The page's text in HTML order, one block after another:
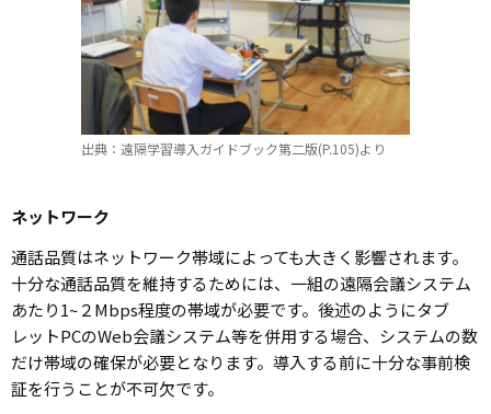
出典：遠隔学習導入ガイドブック第二版(P.105)より
ネットワーク
通話品質はネットワーク帯域によっても大きく影響されます。
十分な通話品質を維持するためには、一組の遠隔会議システム
あたり1~２Mbps程度の帯域が必要です。後述のようにタブ
レットPCのWeb会議システム等を併用する場合、システムの数
だけ帯域の確保が必要となります。導入する前に十分な事前検
証を行うことが不可欠です。